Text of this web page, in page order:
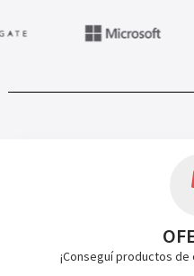
¡Conseguí productos